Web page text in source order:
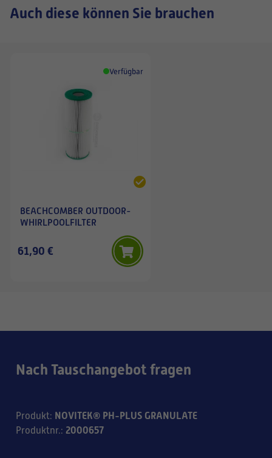
Auch diese können Sie brauchen
Verfügbar
BEACHCOMBER OUTDOOR-
WHIRLPOOLFILTER
61,90 €
Nach Tauschangebot fragen
Produkt: NOVITEK® PH-PLUS GRANULATE
Produktnr.: 2000657